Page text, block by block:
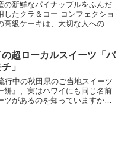
の新鮮なパイナップルをふんだ
したクラ＆コー コンフェクショ
高級ケーキは、大切な人へのお
超ローカルスイーツ「バ
」
行中の秋田県のご当地スイーツ
餅』、実はハワイにも同じ名前
ツがあるのを知っていますか？